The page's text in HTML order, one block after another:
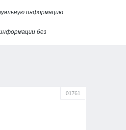
информацию
без
01761